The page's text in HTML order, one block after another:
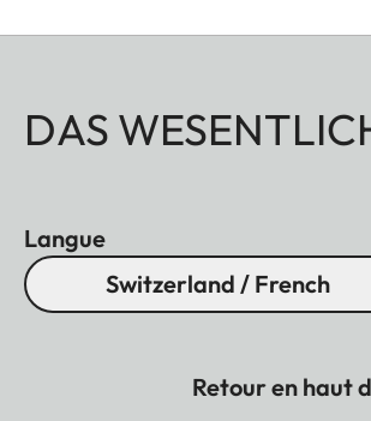
DAS
Langue
Switzerland / French
Retour en haut